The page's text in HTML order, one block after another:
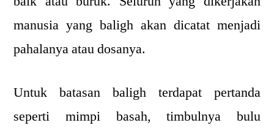
manusia yang baligh akan dicatat menjadi
pahalanya atau dosanya.
Untuk batasan baligh terdapat pertanda
seperti mimpi basah, timbulnya bulu